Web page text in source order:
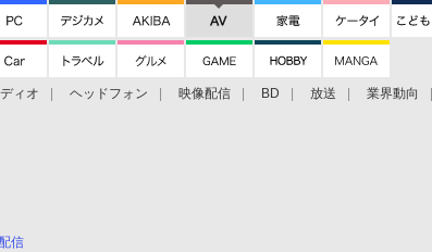
ィオ ヘッドフォン 映像配信 BD 放送 業界動向
信